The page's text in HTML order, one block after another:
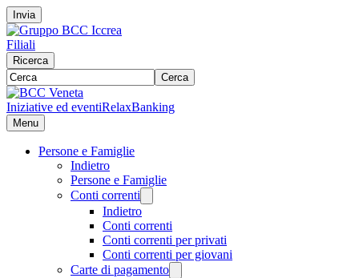
Invia
Filiali
Ricerca
Cerca
Iniziative ed eventiRelaxBanking
Menu
Persone e Famiglie
Indietro
Persone e Famiglie
Conti correnti
Indietro
Conti correnti
Conti correnti per privati
Conti correnti per giovani
Carte di pagamento